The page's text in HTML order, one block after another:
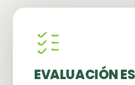
EVALUACIÓN